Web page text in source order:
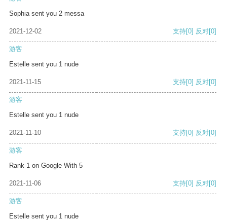
Sophia sent you 2 messa
2021-12-02 支持[0] 反对[0]
游客
Estelle sent you 1 nude
2021-11-15 支持[0] 反对[0]
游客
Estelle sent you 1 nude
2021-11-10 支持[0] 反对[0]
游客
Rank 1 on Google With 5
2021-11-06 支持[0] 反对[0]
游客
Estelle sent you 1 nude